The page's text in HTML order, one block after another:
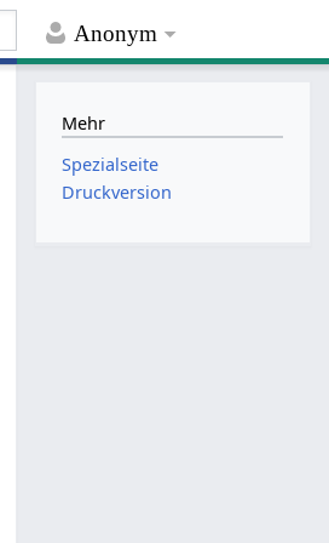
Anonym
Mehr
Spezialseite
Druckversion